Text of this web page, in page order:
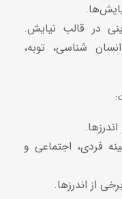
در قالب نیایش.
شناسی، توبه،
فردی، اجتماعی و
از اندرزها.